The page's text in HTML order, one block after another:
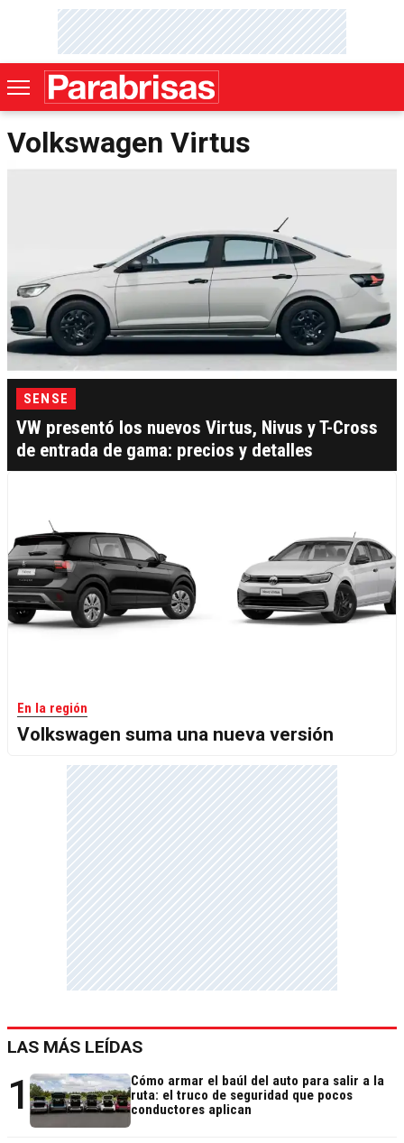
Volkswagen Virtus
SENSE
VW presentó los nuevos Virtus, Nivus y T-Cross
de entrada de gama: precios y detalles
En la región
Volkswagen suma una nueva versión
LAS MÁS LEÍDAS
1
Cómo armar el baúl del auto para salir a la
ruta: el truco de seguridad que pocos
conductores aplican